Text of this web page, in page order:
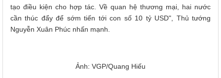
tạo điều kiện cho hợp tác. Về quan hệ thương mại, hai nước
cần thúc đẩy để sớm tiến tới con số 10 tỷ USD", Thủ tướng
Nguyễn Xuân Phúc nhấn mạnh.
Ảnh: VGP/Quang Hiếu